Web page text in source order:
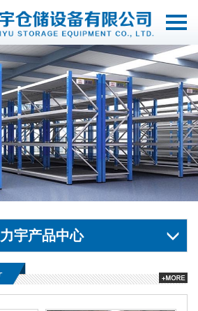
切
导
航
力宇产品中心